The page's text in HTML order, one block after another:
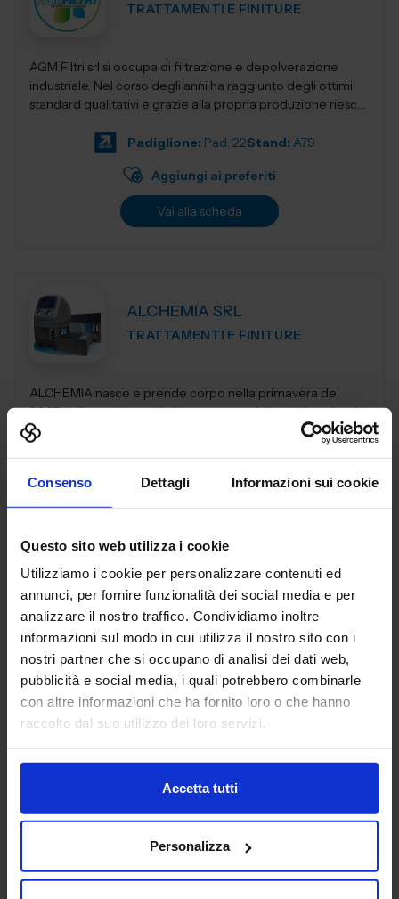
Consenso Dettagli Informazioni sui cookie
Questo sito web utilizza i cookie
Utilizziamo i cookie per personalizzare contenuti ed
annunci, per fornire funzionalità dei social media e per
analizzare il nostro traffico. Condividiamo inoltre
informazioni sul modo in cui utilizza il nostro sito con i
nostri partner che si occupano di analisi dei dati web,
pubblicità e social media, i quali potrebbero combinarle
con altre informazioni che ha fornito loro o che hanno
raccolto dal suo utilizzo dei loro servizi.
Accetta tutti
Personalizza
TRATTAMENTI E FINITURE
AGM Filtri srl si occupa di filtrazione e depolverazione
industriale. Nel corso degli anni ha raggiunto degli ottimi
standard qualitativi e grazie alla propria produzione riesce
Padiglione: Pad. 22Stand: A79
Aggiungi ai preferiti
Vai alla scheda
ALCHEMIA SRL
TRATTAMENTI E FINITURE
ALCHEMIA nasce e prende corpo nella primavera del
2007 dall’esperienza di oltre trenta anni d’attività svolta dai
suoi fondatori nel campo della chimica fine nel settore
Vai alla scheda
ALFA ROBOTICA SRL
MACCHINE UTENSILI
Padiglione:Pad. 14 Stand:
Vai alla scheda
ALFATECH SRL